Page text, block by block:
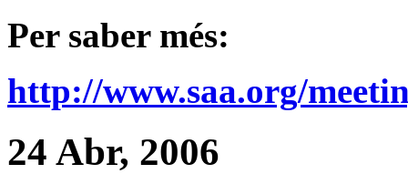
Per saber més:
http://www.saa.org/
24 Abr, 2006